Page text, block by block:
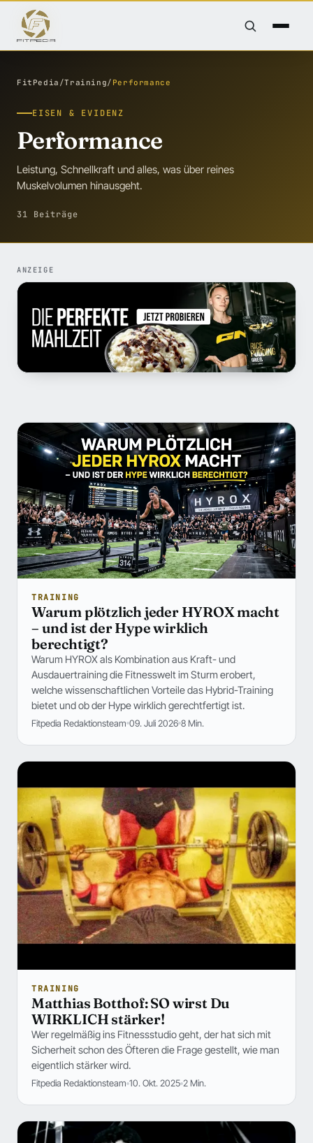
FitPedia /Training/ Performance
EISEN & EVIDENZ
Performance
Leistung, Schnellkraft und alles, was über reines
Muskelvolumen hinausgeht.
31 Beiträge
ANZEIGE
Beiträge in Performance
TRAINING
Warum plötzlich jeder HYROX macht
– und ist der Hype wirklich
berechtigt?
Warum HYROX als Kombination aus Kraft- und
Ausdauertraining die Fitnesswelt im Sturm erobert,
welche wissenschaftlichen Vorteile das Hybrid-Training
bietet und ob der Hype wirklich gerechtfertigt ist.
Fitpedia Redaktionsteam 09. Juli 2026 8 Min.
TRAINING
Matthias Botthof: SO wirst Du
WIRKLICH stärker!
Wer regelmäßig ins Fitnessstudio geht, der hat sich mit
Sicherheit schon des Öfteren die Frage gestellt, wie man
eigentlich stärker wird.
Fitpedia Redaktionsteam 10. Okt. 2025 2 Min.